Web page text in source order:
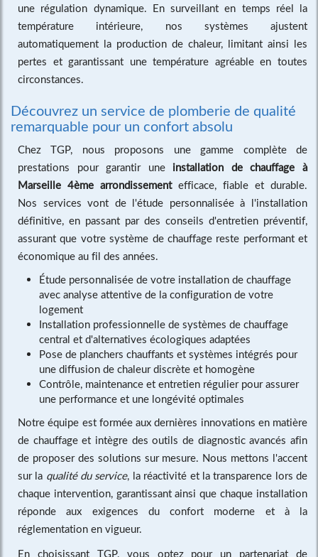
une régulation dynamique. En surveillant en temps réel la
température intérieure, nos systèmes ajustent
automatiquement la production de chaleur, limitant ainsi les
pertes et garantissant une température agréable en toutes
circonstances.
Découvrez un service de plomberie de qualité
remarquable pour un confort absolu
Chez TGP, nous proposons une gamme complète de
prestations pour garantir une installation de chauffage à
Marseille 4ème arrondissementefficace, fiable et durable.
Nos services vont de l'étude personnalisée à l'installation
définitive, en passant par des conseils d'entretien préventif,
assurant que votre système de chauffage reste performant et
économique au fil des années.
Étude personnalisée de votre installation de chauffage
avec analyse attentive de la configuration de votre
logement
Installation professionnelle de systèmes de chauffage
central et d'alternatives écologiques adaptées
Pose de planchers chauffants et systèmes intégrés pour
une diffusion de chaleur discrète et homogène
Contrôle, maintenance et entretien régulier pour assurer
une performance et une longévité optimales
Notre équipe est formée aux dernières innovations en matière
de chauffage et intègre des outils de diagnostic avancés afin
de proposer des solutions sur mesure. Nous mettons l'accent
sur la qualité du service, la réactivité et la transparence lors de
chaque intervention, garantissant ainsi que chaque installation
réponde aux exigences du confort moderne et à la
réglementation en vigueur.
En choisissant TGP, vous optez pour un partenariat de